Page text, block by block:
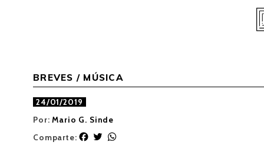
BREVES / MÚSICA
24/01/2019
Por:Mario G. Sinde
Comparte:
F
T